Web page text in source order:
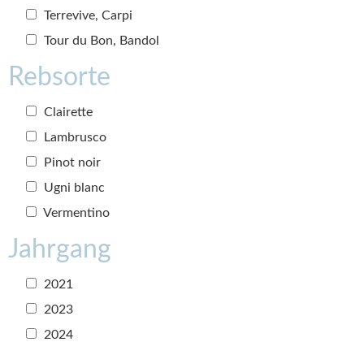
Terrevive, Carpi
Tour du Bon, Bandol
Rebsorte
Clairette
Lambrusco
Pinot noir
Ugni blanc
Vermentino
Jahrgang
2021
2023
2024